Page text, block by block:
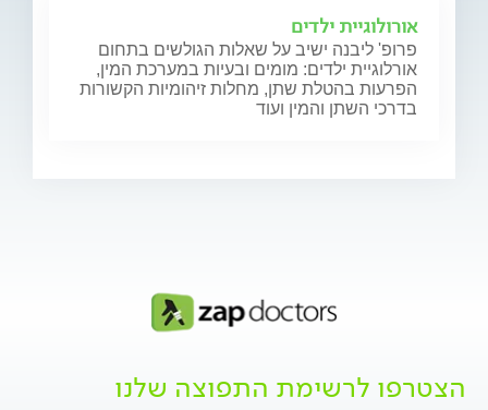
אורולוגיית ילדים
פרופ' ליבנה ישיב על שאלות הגולשים בתחום
אורלוגיית ילדים: מומים ובעיות במערכת המין,
הפרעות בהטלת שתן, מחלות זיהומיות הקשורות
בדרכי השתן והמין ועוד
הצטרפו לרשימת התפוצה שלנו